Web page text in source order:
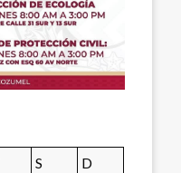
S
D